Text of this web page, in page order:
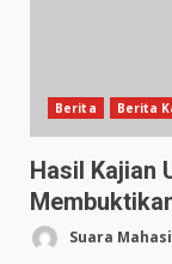
Berita Berita
Hasil Kajian
Suara